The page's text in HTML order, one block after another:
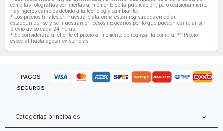
como las fotografías son ciertas al momento de la publicación, pero ocasionalmente
hay ligeros cambios debido a la tecnología cambiante.
* Los precios finales en nuestra plataforma están registrados en dólar
estadounidense y se muestran en pesos mexicanos por lo que pueden cambiar sin
previo aviso cada 24 horas.
* Se considerará al cliente el precio al momento de realizar la compra. ** Precio
especial hasta agotar existencias.
PAGOS
SEGUROS
Categorías principales